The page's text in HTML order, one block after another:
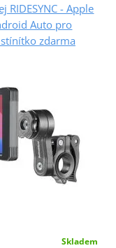
RIDESYNC - Apple
Auto pro
zdarma
Skladem